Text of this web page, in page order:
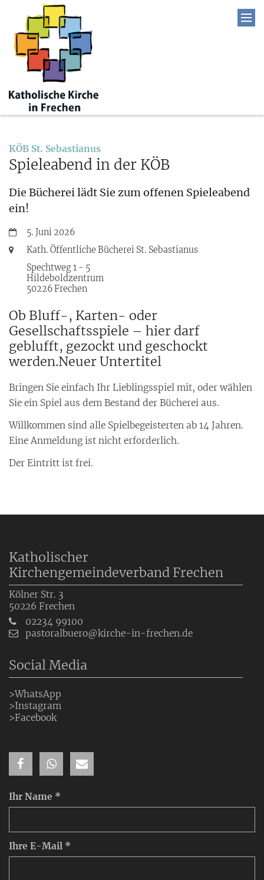
KÖB St. Sebastianus:
Spieleabend in der KÖB
Die Bücherei lädt Sie zum offenen Spieleabend
ein!
Datum:5. Juni 2026
Ort:
Kath. Öffentliche Bücherei St. Sebastianus
Spechtweg 1 - 5
Hildeboldzentrum
50226Frechen
Ob Bluff-, Karten- oder
Gesellschaftsspiele – hier darf
geblufft, gezockt und geschockt
werden.Neuer Untertitel
Bringen Sie einfach Ihr Lieblingsspiel mit, oder wählen
Sie ein Spiel aus dem Bestand der Bücherei aus.
Willkommen sind alle Spielbegeisterten ab 14 Jahren.
Eine Anmeldung ist nicht erforderlich.
Der Eintritt ist frei.
Ihr Name *
Ihre E-Mail *
Katholischer
Kirchengemeindeverband Frechen
Kölner Str. 3
50226 Frechen
02234 99100
pastoralbuero@kirche-in-frechen.de
Social Media
>WhatsApp
>Instagram
>Facebook